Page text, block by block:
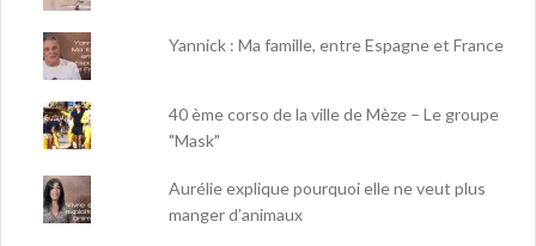
Yannick : Ma famille, entre Espagne et France
40 ème corso de la ville de Mèze – Le groupe
"Mask"
Aurélie explique pourquoi elle ne veut plus
manger d’animaux